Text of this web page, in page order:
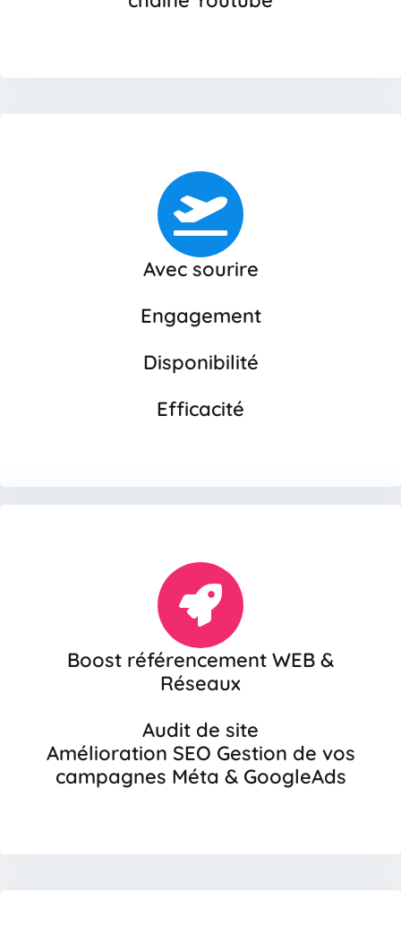
Avec sourire
Engagement
Disponibilité
Efficacité
Boost référencement WEB &
Réseaux
Audit de site
Amélioration SEO Gestion de vos
campagnes Méta & GoogleAds